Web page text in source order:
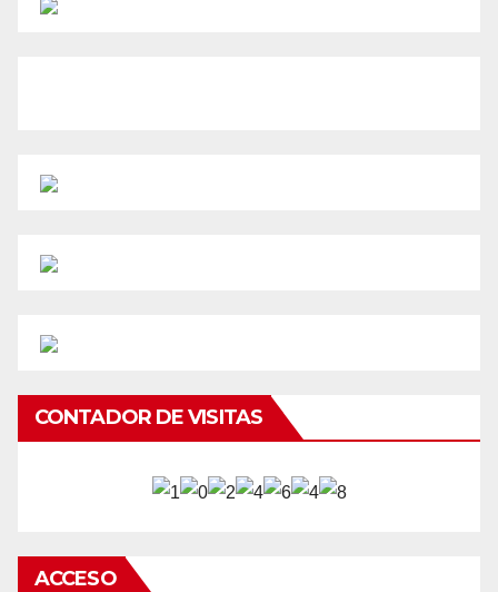
CONTADOR DE VISITAS
ACCESO